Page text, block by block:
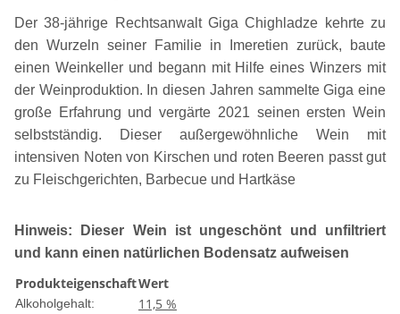
Der 38-jährige Rechtsanwalt Giga Chighladze kehrte zu
den Wurzeln seiner Familie in Imeretien zurück, baute
einen Weinkeller und begann mit Hilfe eines Winzers mit
der Weinproduktion. In diesen Jahren sammelte Giga eine
große Erfahrung und vergärte 2021 seinen ersten Wein
selbstständig. Dieser außergewöhnliche Wein mit
intensiven Noten von Kirschen und roten Beeren passt gut
zu Fleischgerichten, Barbecue und Hartkäse
Hinweis: Dieser Wein ist ungeschönt und unfiltriert
und kann einen natürlichen Bodensatz aufweisen
ProdukteigenschaftWert
Alkoholgehalt: 11,5 %